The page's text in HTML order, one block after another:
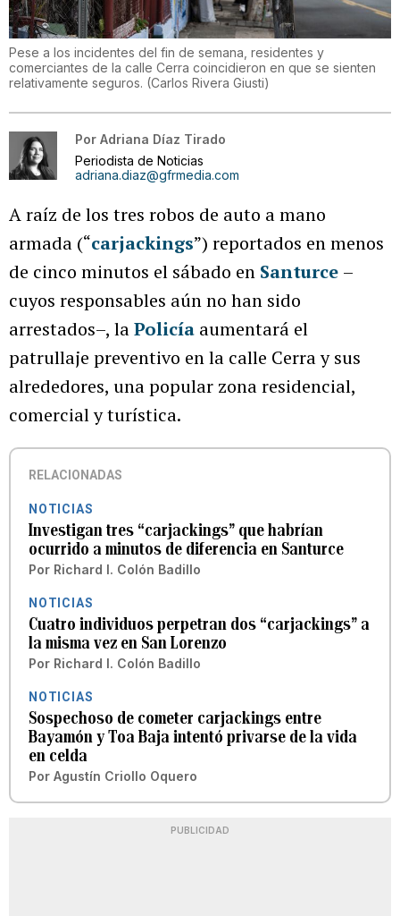
Pese a los incidentes del fin de semana, residentes y
comerciantes de la calle Cerra coincidieron en que se sienten
relativamente seguros. (Carlos Rivera Giusti)
Por Adriana Díaz Tirado
Periodista de Noticias
adriana.diaz@gfrmedia.com
A raíz de los tres robos de auto a mano
armada (“carjackings”) reportados en menos
de cinco minutos el sábado en Santurce –
cuyos responsables aún no han sido
arrestados–, laPolicía aumentará el
patrullaje preventivo en la calle Cerra y sus
alrededores, una popular zona residencial,
comercial y turística.
RELACIONADAS
NOTICIAS
Investigan tres “carjackings” que habrían
ocurrido a minutos de diferencia en Santurce
Por Richard I. Colón Badillo
NOTICIAS
Cuatro individuos perpetran dos “carjackings” a
la misma vez en San Lorenzo
Por Richard I. Colón Badillo
NOTICIAS
Sospechoso de cometer carjackings entre
Bayamón y Toa Baja intentó privarse de la vida
en celda
Por Agustín Criollo Oquero
PUBLICIDAD